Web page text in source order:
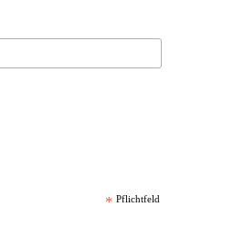
* Pflichtfeld